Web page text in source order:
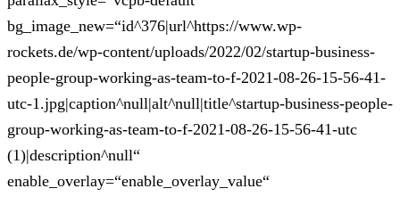
bg_image_new=“id^376|url^https://www.wp-
rockets.de/wp-content/uploads/2022/02/startup-business-
people-group-working-as-team-to-f-2021-08-26-15-56-41-
utc-1.jpg|caption^null|alt^null|title^startup-business-people-
group-working-as-team-to-f-2021-08-26-15-56-41-utc
(1)|description^null“
enable_overlay=“enable_overlay_value“